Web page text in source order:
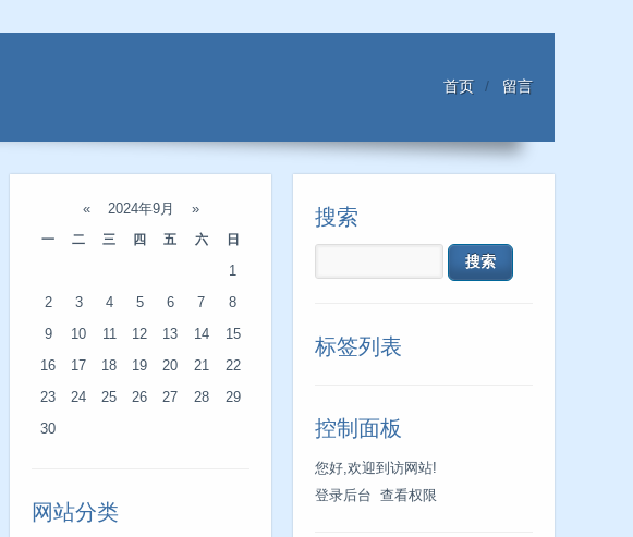
首页 留言
« 2024年9月
»
一
二 三 四 五 六 日
1
2 3 4 5 6 7 8
9 10 11 12 13 14 15
16 17 18 19 20 21 22
23 24 25 26 27 28 29
30
网站分类
搜索
标签列表
控制面板
您好,欢迎到访网站!
登录后台
查看权限